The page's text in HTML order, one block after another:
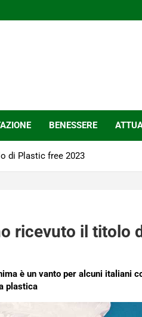
BENESSERE
di Plastic free 2023
ricevuto il titolo
è un vanto per alcuni italiani
plastica